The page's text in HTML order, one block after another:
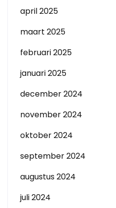
april 2025
maart 2025
februari 2025
januari 2025
december 2024
november 2024
oktober 2024
september 2024
augustus 2024
juli 2024